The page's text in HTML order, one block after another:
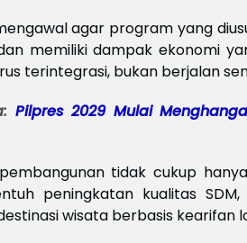
agar program yang
memiliki dampak ekonomi
terintegrasi, bukan berjalan
Pilpres 2029 Mulai
tidak cukup
peningkatan kualitas
wisata berbasis kearifan